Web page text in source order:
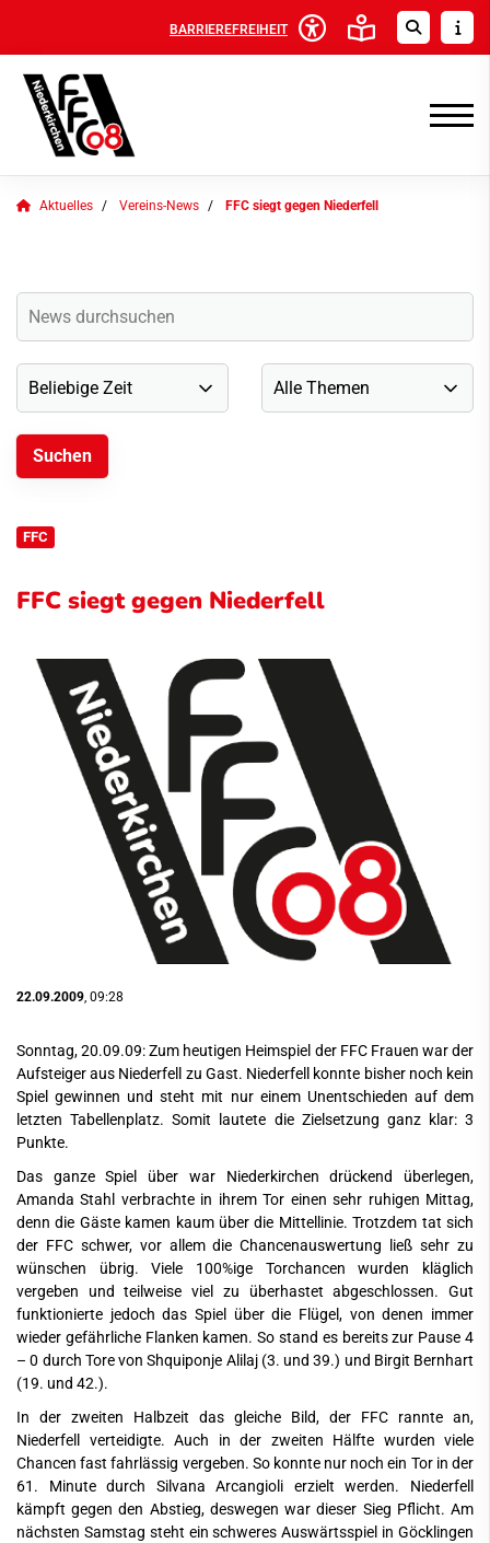
BARRIEREFREIHEIT
Aktuelles Vereins-News FFC siegt gegen Niederfell
FFC
FFC siegt gegen Niederfell
22.09.2009 , 09:28
Sonntag, 20.09.09: Zum heutigen Heimspiel der FFC Frauen war der
Aufsteiger aus Niederfell zu Gast. Niederfell konnte bisher noch kein
Spiel gewinnen und steht mit nur einem Unentschieden auf dem
letzten Tabellenplatz. Somit lautete die Zielsetzung ganz klar: 3
Punkte.
Das ganze Spiel über war Niederkirchen drückend überlegen,
Amanda Stahl verbrachte in ihrem Tor einen sehr ruhigen Mittag,
denn die Gäste kamen kaum über die Mittellinie. Trotzdem tat sich
der FFC schwer, vor allem die Chancenauswertung ließ sehr zu
wünschen übrig. Viele 100%ige Torchancen wurden kläglich
vergeben und teilweise viel zu überhastet abgeschlossen. Gut
funktionierte jedoch das Spiel über die Flügel, von denen immer
wieder gefährliche Flanken kamen. So stand es bereits zur Pause 4
– 0 durch Tore von Shquiponje Alilaj (3. und 39.) und Birgit Bernhart
(19. und 42.).
In der zweiten Halbzeit das gleiche Bild, der FFC rannte an,
Niederfell verteidigte. Auch in der zweiten Hälfte wurden viele
Chancen fast fahrlässig vergeben. So konnte nur noch ein Tor in der
61. Minute durch Silvana Arcangioli erzielt werden. Niederfell
kämpft gegen den Abstieg, deswegen war dieser Sieg Pflicht. Am
nächsten Samstag steht ein schweres Auswärtsspiel in Göcklingen